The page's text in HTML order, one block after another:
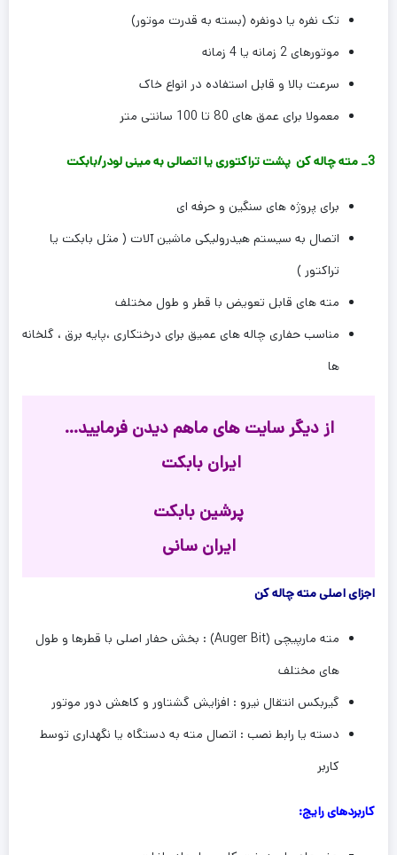
تک نفره یا دونفره (بسته به قدرت موتور)
موتورهای 2 زمانه یا 4 زمانه
سرعت بالا و قابل استفاده در انواع خاک
معمولا برای عمق های 80 تا 100 سانتی متر
3_ مته چاله کن پشت تراکتوری یا اتصالی به مینی لودر/بابکت
برای پروژه های سنگین و حرفه ای
اتصال به سیستم هیدرولیکی ماشین آلات ( مثل بابکت یا
تراکتور )
مته های قابل تعویض با قطر و طول مختلف
مناسب حفاری چاله های عمیق برای درختکاری ،پایه برق ، گلخانه
ها
از دیگر سایت های ماهم دیدن فرمایید…
ایران بابکت
پرشین بابکت
ایران سانی
اجزای اصلی مته چاله کن
مته مارپیچی (Auger Bit) : بخش حفار اصلی با قطرها و طول
های مختلف
گیربکس انتقال نیرو : افزایش گشتاور و کاهش دور موتور
دسته یا رابط نصب : اتصال مته به دستگاه یا نگهداری توسط
کاربر
کاربردهای رایج: